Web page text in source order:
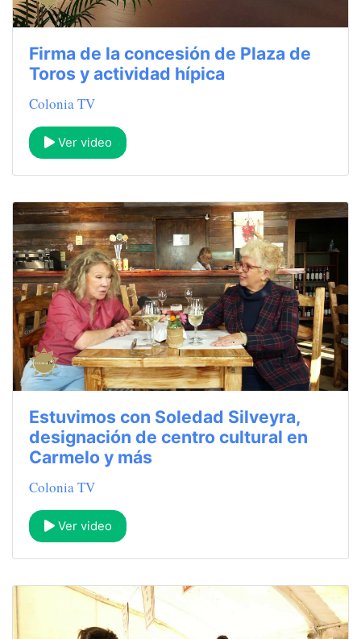
Firma de la concesión de Plaza de
Toros y actividad hípica
Colonia TV
Ver video
Estuvimos con Soledad Silveyra,
designación de centro cultural en
Carmelo y más
Colonia TV
Ver video